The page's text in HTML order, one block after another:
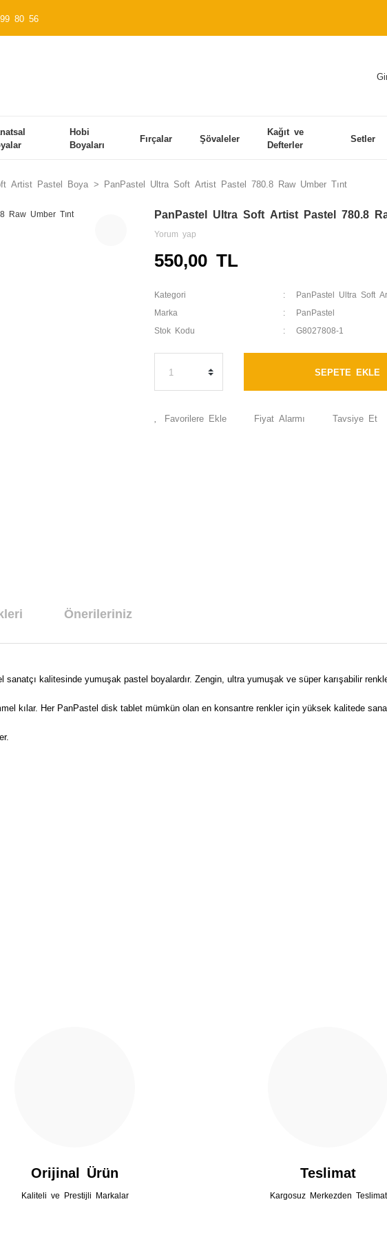
80 56
Hobi
Boyaları
Fırçalar Şövaleler
Kağıt ve
Defterler
Setler
Artist Pastel Boya PanPastel Ultra Soft Artist Pastel 780.8 Raw Umber Tınt
PanPastel Ultra Soft Artist Pastel 780.8
Yorum yap
550,00 TL
Kategori PanPastel Ultra Soft
Marka PanPastel
Stok Kodu G8027808-1
SEPETE EKLE
Fiyat Alarmı Tavsiye Et
Önerileriniz
kalitesinde yumuşak pastel boyalardır. Zengin, ultra yumuşak ve süper karışabilir
kılar. Her PanPastel disk tablet mümkün olan en konsantre renkler için yüksek kalitede
Orijinal Ürün
Kaliteli ve Prestijli Markalar
Teslimat
Kargosuz Merkezden Teslimat